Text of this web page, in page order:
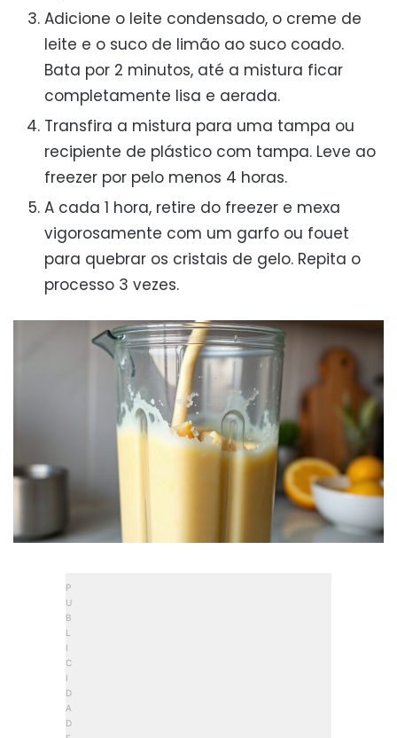
Adicione o leite condensado, o creme de
leite e o suco de limão ao suco coado.
Bata por 2 minutos, até a mistura ficar
completamente lisa e aerada.
Transfira a mistura para uma tampa ou
recipiente de plástico com tampa. Leve ao
freezer por pelo menos 4 horas.
A cada 1 hora, retire do freezer e mexa
vigorosamente com um garfo ou fouet
para quebrar os cristais de gelo. Repita o
processo 3 vezes.